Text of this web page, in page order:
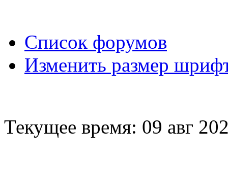
Список форумов
Изменить размер
Текущее время: 09 авг